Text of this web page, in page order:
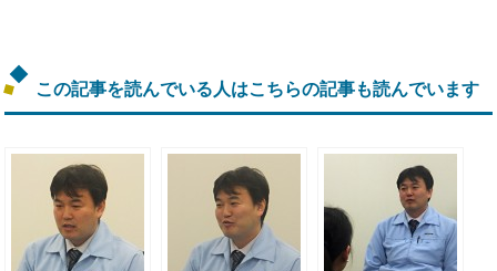
この記事を読んでいる人はこちらの記事も読んでいます